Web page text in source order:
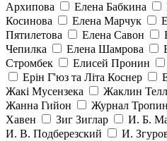
Архипова
Елена Бабкина
Косинова
Елена Марчук
Пятилетова
Елена Савон
Чепилка
Елена Шамрова
Стромбек
Елисей Пронин
Ерін Г'юз та Літа Коснер
Жакі Мусензека
Жаклин
Жанна Гийон
Журнал
Хавен
Зиг Зиглар И. Б.
И. В. Подберезский
И.